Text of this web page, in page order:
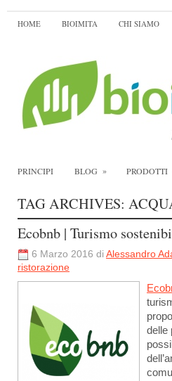
HOME BIOIMITA CHI SIAMO
PRINCIPI BLOG » PRODOTTI
TAG ARCHIVES:
Ecobnb | Turismo
6 Marzo 2016 di Alessandro
ristorazione
delle